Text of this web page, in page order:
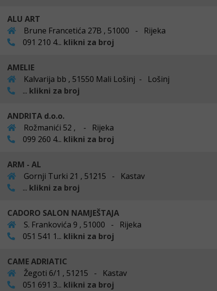
ALU ART
Brune Francetića 27B , 51000 - Rijeka
091 210 4... klikni za broj
AMELIE
Kalvarija bb , 51550 Mali Lošinj - Lošinj
... klikni za broj
ANDRITA d.o.o.
Rožmanići 52 , - Rijeka
099 260 4... klikni za broj
ARM - AL
Gornji Turki 21 , 51215 - Kastav
... klikni za broj
CADORO SALON NAMJEŠTAJA
S. Frankovića 9 , 51000 - Rijeka
051 541 1... klikni za broj
CAME ADRIATIC
Žegoti 6/1 , 51215 - Kastav
051 691 3... klikni za broj